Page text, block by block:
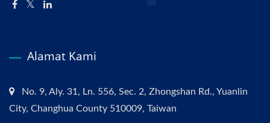
Alamat Kami
No. 9, Aly. 31, Ln. 556, Sec. 2, Zhongshan Rd., Yuanlin
City, Changhua County 510009, Taiwan